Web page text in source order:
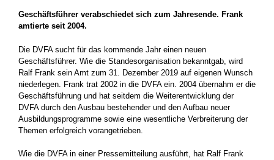
Geschäftsführer verabschiedet sich zum Jahresende. Frank
amtierte seit 2004.
Die DVFA sucht für das kommende Jahr einen neuen
Geschäftsführer. Wie die Standesorganisation bekanntgab, wird
Ralf Frank sein Amt zum 31. Dezember 2019 auf eigenen Wunsch
niederlegen. Frank trat 2002 in die DVFA ein. 2004 übernahm er die
Geschäftsführung und hat seitdem die Weiterentwicklung der
DVFA durch den Ausbau bestehender und den Aufbau neuer
Ausbildungsprogramme sowie eine wesentliche Verbreiterung der
Themen erfolgreich vorangetrieben.
Wie die DVFA in einer Pressemitteilung ausführt, hat Ralf Frank